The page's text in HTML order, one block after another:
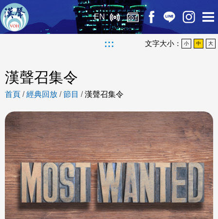
EN
::: 文字大小： 小 中 大
漢聲召集令
首頁 /經典回放 /節目 /漢聲召集令